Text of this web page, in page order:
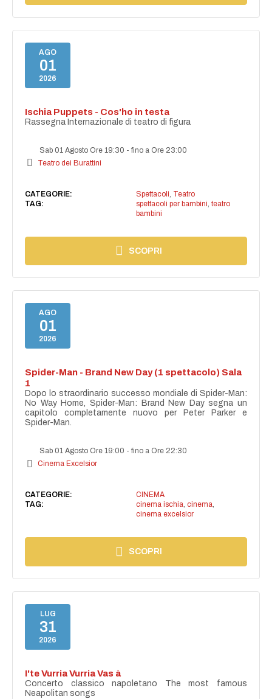
AGO
01
2026
Ischia Puppets - Cos'ho in testa
Rassegna Internazionale di teatro di figura
Sab 01 Agosto Ore 19:30 -fino a Ore 23:00
Teatro dei Burattini
CATEGORIE: Spettacoli Teatro
TAG:
spettacoli per bambini teatro
bambini
SCOPRI
AGO
01
2026
Spider-Man - Brand New Day (1 spettacolo) Sala
1
Dopo lo straordinario successo mondiale di Spider-Man:
No Way Home, Spider-Man: Brand New Day segna un
capitolo completamente nuovo per Peter Parker e
Spider-Man.
Sab 01 Agosto Ore 19:00 -fino a Ore 22:30
Cinema Excelsior
CATEGORIE:
CINEMA
TAG:
cinema ischia, cinema,
cinema excelsior
SCOPRI
LUG
31
2026
I'te Vurria Vurria Vas à
Concerto classico napoletano The most famous
Neapolitan songs